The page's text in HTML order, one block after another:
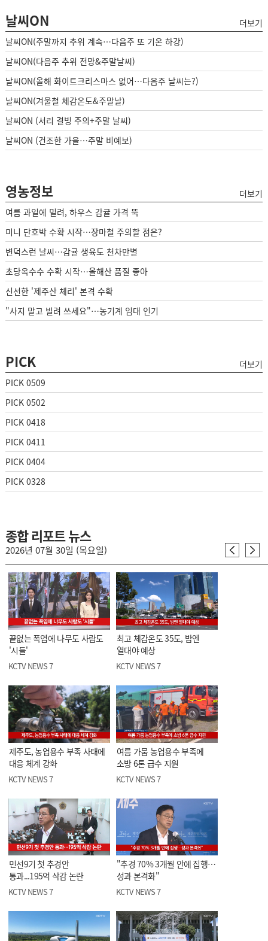
날씨ON
더보기
날씨ON(주말까지 추위 계속…다음주 또 기온 하강)
날씨ON(다음주 추위 전망&주말날씨)
날씨ON(올해 화이트크리스마스 없어…다음주 날씨는?)
날씨ON(겨울철 체감온도&주말날)
날씨ON (서리 결빙 주의+주말 날씨)
날씨ON (건조한 가을…주말 비예보)
영농정보
더보기
여름 과일에 밀려, 하우스 감귤 가격 뚝
미니 단호박 수확 시작…장마철 주의할 점은?
변덕스런 날씨…감귤 생육도 천차만별
초당옥수수 수확 시작…올해산 품질 좋아
신선한 '제주산 체리' 본격 수확
"사지 말고 빌려 쓰세요"…농기계 임대 인기
PICK
더보기
PICK 0509
PICK 0502
PICK 0418
PICK 0411
PICK 0404
PICK 0328
종합 리포트 뉴스
2026년 07월 30일 (목요일)
끝없는 폭염에 나무도 사람도
'시들'
KCTV NEWS 7
최고 체감온도 35도, 밤엔
열대야 예상
KCTV NEWS 7
제주도, 농업용수 부족 사태에
대응 체계 강화
KCTV NEWS 7
여름 가뭄 농업용수 부족에
소방 6톤 급수 지원
KCTV NEWS 7
민선9기 첫 추경안
통과...195억 삭감 논란
KCTV NEWS 7
"추경 70% 3개월 안에 집행…
성과 본격화"
KCTV NEWS 7